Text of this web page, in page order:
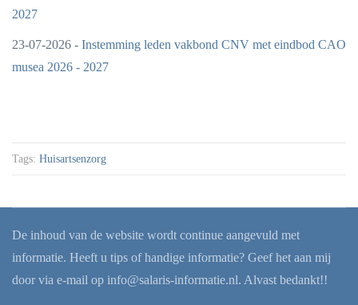
2027
23-07-2026 - Instemming leden vakbond CNV met eindbod CAO
musea 2026 - 2027
Tags: Huisartsenzorg
De inhoud van de website wordt continue aangevuld met
informatie. Heeft u tips of handige informatie? Geef het aan mij
door via e-mail op info@salaris-informatie.nl. Alvast bedankt!!